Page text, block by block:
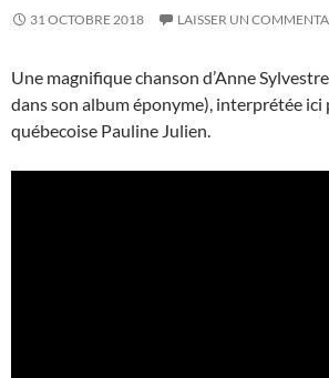
31 OCTOBRE 2018 LAISSER UN
Une magnifique chanson d’Anne
dans son album éponyme), interprétée ici
québecoise Pauline Julien.